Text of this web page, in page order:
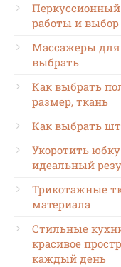
работы и выбор
Массажеры для
выбрать
Как выбрать
размер, ткань
Как выбрать
Укоротить
идеальный
Трикотажные
материала
Стильные
красивое
каждый день